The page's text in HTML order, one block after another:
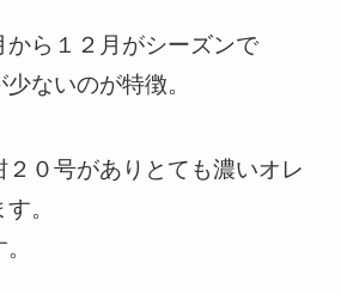
から１２月がシーズンで
ないのが特徴。
０号がありとても濃いオレ
。